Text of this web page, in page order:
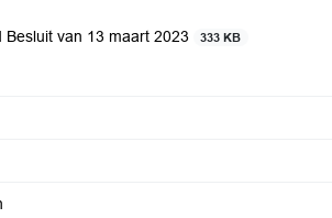
Besluit van 13 maart 2023
333 KB